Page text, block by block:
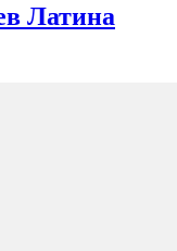
Латина